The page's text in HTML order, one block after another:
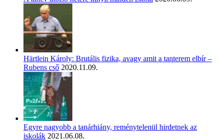
Härtlein Károly: Brutális fizika, avagy amit a tanterem elbír –
Rubens cső 2020.11.09.
Egyre nagyobb a tanárhiány, reménytelenül hirdetnek az
iskolák 2021.06.08.